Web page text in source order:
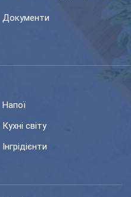
Документи
Напої
Кухні світу
Інгрідієнти